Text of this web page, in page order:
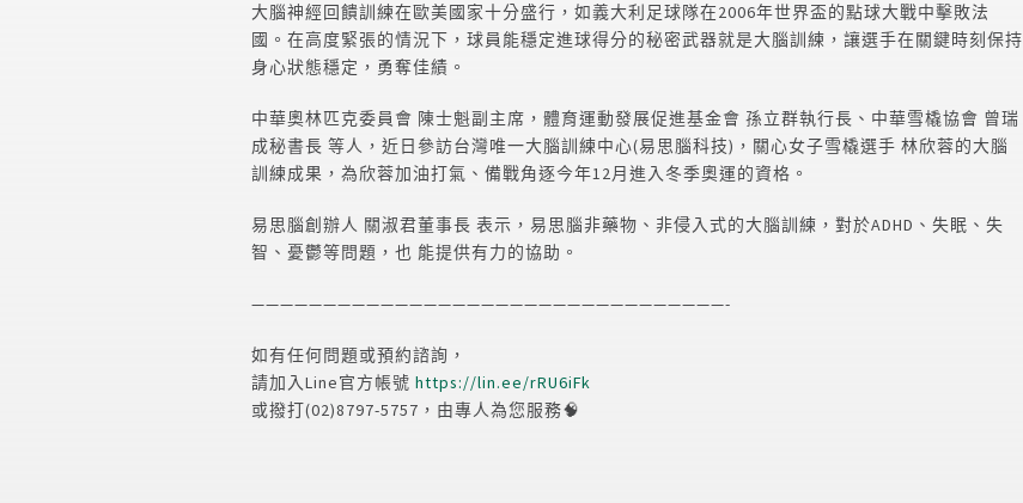
大腦神經回饋訓練在歐美國家十分盛行，如義大利足球隊在2006年世界盃的點球大戰中擊敗法
國。在高度緊張的情況下，球員能穩定進球得分的秘密武器就是大腦訓練，讓選手在關鍵時刻保持
身心狀態穩定，勇奪佳績。
中華奧林匹克委員會 陳士魁副主席，體育運動發展促進基金會 孫立群執行長、中華雪橇協會 曾瑞
成秘書長 等人，近日參訪台灣唯一大腦訓練中心(易思腦科技)，關心女子雪橇選手 林欣蓉的大腦
訓練成果，為欣蓉加油打氣、備戰角逐今年12月進入冬季奧運的資格。
易思腦創辦人 關淑君董事長 表示，易思腦非藥物、非侵入式的大腦訓練，對於ADHD、失眠、失
智、憂鬱等問題，也 能提供有力的協助。
—————————————————————————————————-
如有任何問題或預約諮詢，
請加入Line官方帳號 https://lin.ee/rRU6iFk
或撥打(02)8797-5757，由專人為您服務🧠